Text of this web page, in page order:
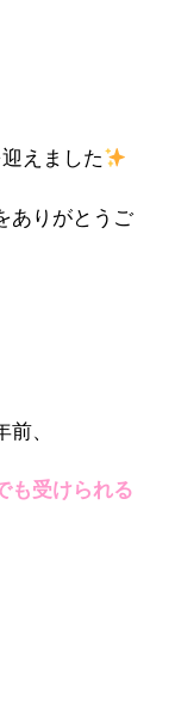
えました
ありがとうご
、
も受けられる